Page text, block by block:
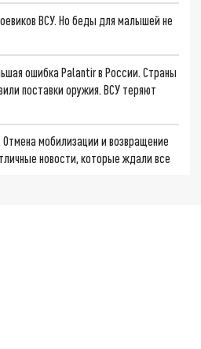
ВСУ. Но беды для малышей не
ошибка Palantir в России. Страны
поставки оружия. ВСУ теряют
мобилизации и возвращение
новости, которые ждали все